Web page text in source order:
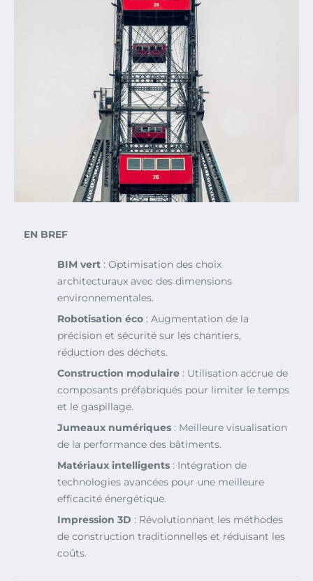
EN BREF
BIM vert : Optimisation des choix
architecturaux avec des dimensions
environnementales.
Robotisation éco : Augmentation de la
précision et sécurité sur les chantiers,
réduction des déchets.
Construction modulaire : Utilisation accrue de
composants préfabriqués pour limiter le temps
et le gaspillage.
Jumeaux numériques : Meilleure visualisation
de la performance des bâtiments.
Matériaux intelligents : Intégration de
technologies avancées pour une meilleure
efficacité énergétique.
Impression 3D : Révolutionnant les méthodes
de construction traditionnelles et réduisant les
coûts.